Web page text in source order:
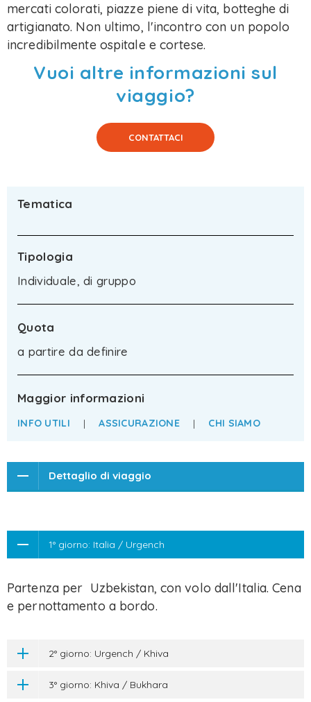
mercati colorati, piazze piene di vita, botteghe di
artigianato. Non ultimo, l'incontro con un popolo
incredibilmente ospitale e cortese.
Vuoi altre informazioni sul
viaggio?
CONTATTACI
Tematica
Tipologia
Individuale, di gruppo
Quota
a partire da definire
Maggior informazioni
INFO UTILI | ASSICURAZIONE | CHI SIAMO
Dettaglio di viaggio
1° giorno: Italia / Urgench
Partenza per Uzbekistan, con volo dall'Italia. Cena
e pernottamento a bordo.
2° giorno: Urgench / Khiva
3° giorno: Khiva / Bukhara